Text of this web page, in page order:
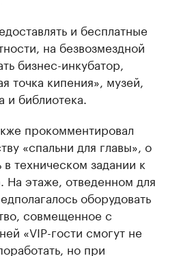
и бесплатные
на безвозмездной
бизнес-инкубатор,
точка кипения», музей,
библиотека.
прокомментировал
«спальни для главы», о
техническом задании к
На этаже, отведенном для
оборудовать
совмещенное с
«VIP-гости смогут не
но при